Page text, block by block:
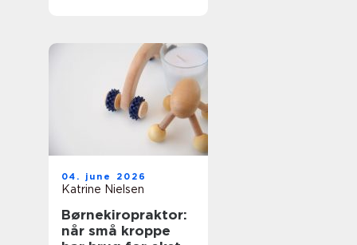
04. june 2026
Katrine Nielsen
Børnekiropraktor:
når små kroppe